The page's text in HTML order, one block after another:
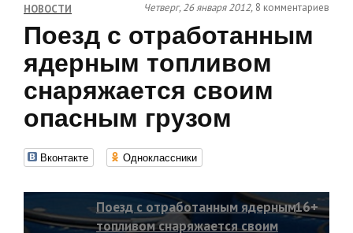
НОВОСТИ Четверг, 26 января 2012, 8 комментариев
Поезд с отработанным
ядерным топливом
снаряжается своим
опасным грузом
Вконтакте Одноклассники
Поезд с отработанным ядерным
топливом снаряжается своим
16+